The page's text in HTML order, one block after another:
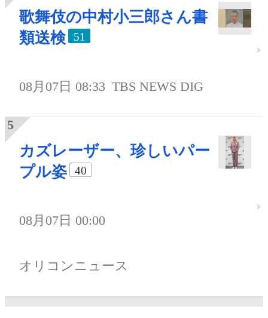
歌舞伎の中村小三郎さん書
類送検
51
08月07日 08:33 TBS NEWS DIG
カズレーザー、珍しいパー
プル姿
40
08月07日 00:00
オリコンニュース